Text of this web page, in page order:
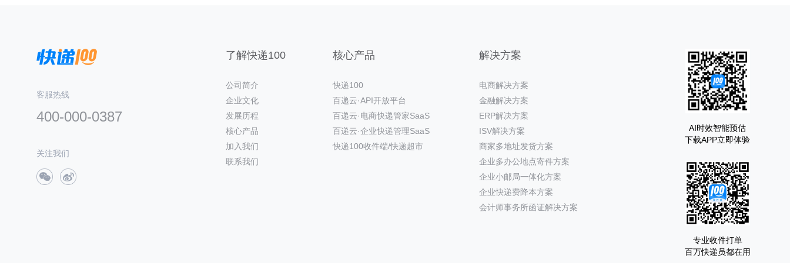
客服热线
400-000-0387
关注我们
了解快递100
公司简介
企业文化
发展历程
核心产品
加入我们
联系我们
核心产品
快递100
百递云·API开放平台
百递云·电商快递管家SaaS
百递云·企业快递管理SaaS
快递100收件端/快递超市
解决方案
电商解决方案
金融解决方案
ERP解决方案
ISV解决方案
商家多地址发货方案
企业多办公地点寄件方案
企业小邮局一体化方案
企业快递费降本方案
会计师事务所函证解决方案
AI时效智能预估
下载APP立即体验
专业收件打单
百万快递员都在用